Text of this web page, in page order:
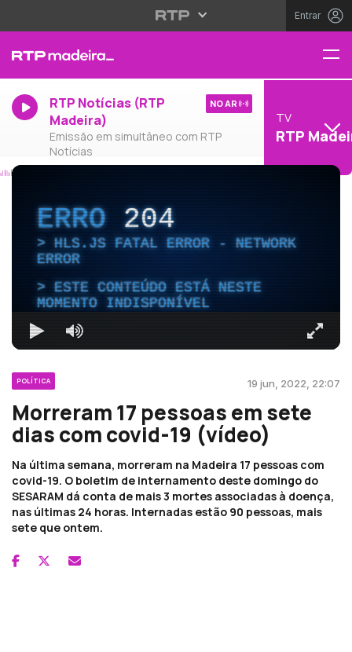
Entrar
RTP Notícias (RTP
Madeira)
Emissão em simultâneo com RTP
Notícias
NO AR
TV
RTP
ERRO204
HLS.JS FATAL ERROR - NETWORK
ERROR
ESTE CONTEÚDO ESTÁ NESTE
MOMENTO INDISPONÍVEL
POLÍTICA 19 jun, 2022, 22:07
Morreram 17 pessoas em sete
dias com covid-19 (vídeo)
Na última semana, morreram na Madeira 17 pessoas com
covid-19. O boletim de internamento deste domingo do
SESARAM dá conta de mais 3 mortes associadas à doença,
nas últimas 24 horas. Internadas estão 90 pessoas, mais
sete que ontem.